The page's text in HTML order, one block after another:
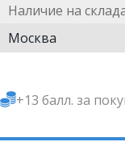
Наличие на
Москва
+13 балл. за